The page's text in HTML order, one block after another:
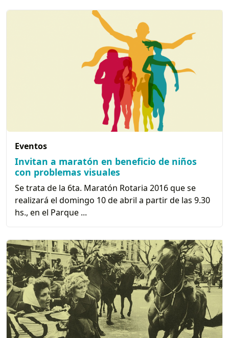
Eventos
Invitan a maratón en beneficio de niños
con problemas visuales
Se trata de la 6ta. Maratón Rotaria 2016 que se
realizará el domingo 10 de abril a partir de las 9.30
hs., en el Parque ...